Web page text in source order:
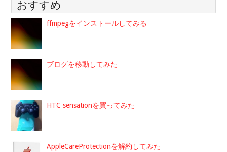
おすすめ
ffmpegをインストールしてみる
ブログを移動してみた
HTC sensationを買ってみた
AppleCareProtectionを解約してみた